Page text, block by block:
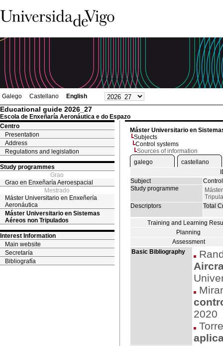
Galego Castellano English
Educational guide 2026_27
Escola de Enxeñaría Aeronáutica e do Espazo
Centro
Presentation
Address
Regulations and legislation
Study programmes
Grao
Grao en Enxeñaría Aeroespacial
Mestrado
Máster Universitario en Enxeñería
Aeronáutica
Máster Universitario en Sistemas
Aéreos non Tripulados
Interest Information
Main website
Secretaría
Bibliografía
Máster Universitario en
Subjects
Control systems
Sources of information
galego
castellano
Subject
Study programme
Descriptors
Total
Training and Learning
Planning
Assessment
Basic Bibliography
2020